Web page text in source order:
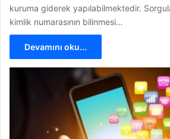
kuruma giderek yapılabilmektedir.
kimlik numarasının bilinmesi…
Devamını oku...